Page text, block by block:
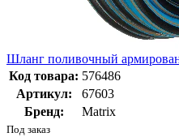
Шланг поливочный
Код товара: 576486
Артикул:
67603
Бренд:
Matrix
Под заказ